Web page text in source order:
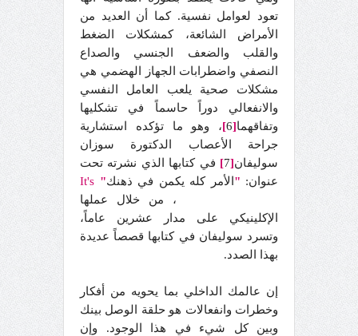
تعود لعوامل نفسية. كما أن العديد من
الأمراض الشائعة، كمشكلات الضغط
والقلب والضعف الجنسي والصداع
النصفي واضطرابات الجهاز الهضمي هي
مشكلات صحية يلعب العامل النفسي
والانفعالي دوراً حاسماً في تشكليها
وتفاقهما[
6
]، وهو ما تؤكده استشارية
جراحة الأعصاب الدكتورة سوزان
سوليفان[
7
] في كتابها الذي نشرته تحت
عنوان: " الأمر كله يكمن في ذهنك"
It's
، من خلال عملها
الإكلينيكي على مدار عشرين عاماً،
وتسرد سوليفان في كتابها قصصاً عديدة
بهذا الصدد.
إن عالمك الداخلي بما يحويه من أفكار
وخطرات وانفعالات هو حلقة الوصل بينك
وبين كل شيء في هذا الوجود. وإن